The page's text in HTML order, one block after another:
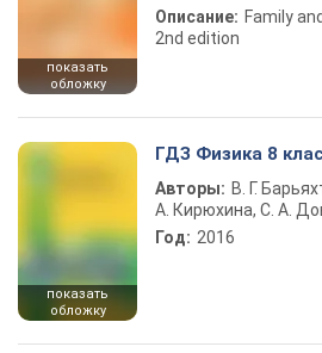
показать
обложку
Описание: Family
2nd edition
показать
обложку
ГДЗ Физика 8
Авторы: В. Г.
А. Кирюхина, С. А.
Год: 2016